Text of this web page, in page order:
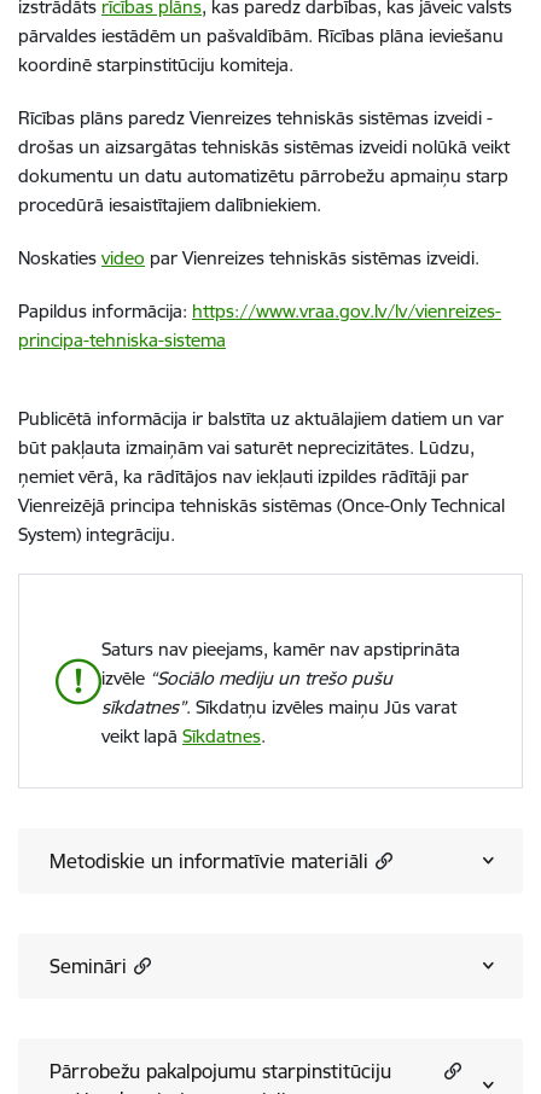
izstrādāts rīcības plāns, kas paredz darbības, kas jāveic valsts
pārvaldes iestādēm un pašvaldībām. Rīcības plāna ieviešanu
koordinē starpinstitūciju komiteja.
Rīcības plāns paredz Vienreizes tehniskās sistēmas izveidi -
drošas un aizsargātas tehniskās sistēmas izveidi nolūkā veikt
dokumentu un datu automatizētu pārrobežu apmaiņu starp
procedūrā iesaistītajiem dalībniekiem.
Noskaties video par Vienreizes tehniskās sistēmas izveidi.
Papildus informācija: https://www.vraa.gov.lv/lv/vienreizes-
principa-tehniska-sistema
Publicētā informācija ir balstīta uz aktuālajiem datiem un var
būt pakļauta izmaiņām vai saturēt neprecizitātes. Lūdzu,
ņemiet vērā, ka rādītājos nav iekļauti izpildes rādītāji par
Vienreizējā principa tehniskās sistēmas (Once-Only Technical
System) integrāciju.
Saturs nav pieejams, kamēr nav apstiprināta
izvēle “Sociālo mediju un trešo pušu
sīkdatnes”. Sīkdatņu izvēles maiņu Jūs varat
veikt lapā Sīkdatnes.
Metodiskie un informatīvie materiāli
Semināri
Pārrobežu pakalpojumu starpinstitūciju